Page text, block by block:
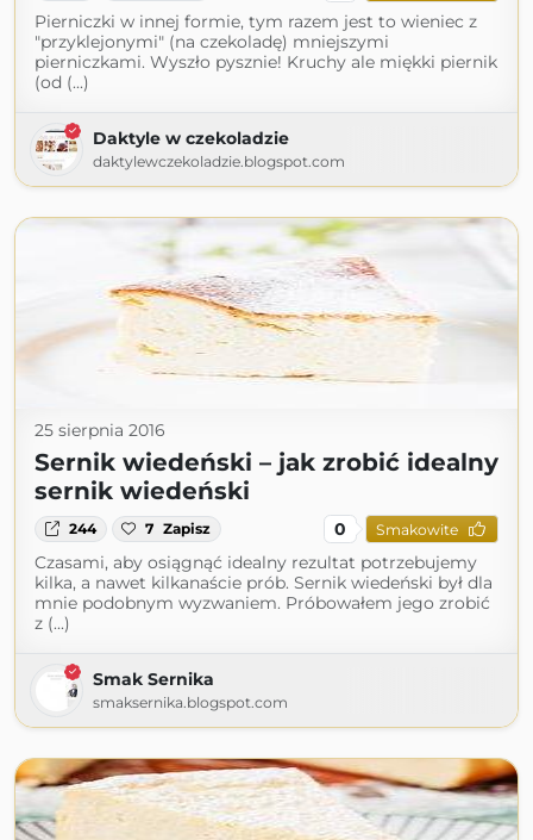
Pierniczki w innej formie, tym razem jest to wieniec z
"przyklejonymi" (na czekoladę) mniejszymi
pierniczkami. Wyszło pysznie! Kruchy ale miękki piernik
(od (...)
Daktyle w czekoladzie
daktylewczekoladzie.blogspot.com
25 sierpnia 2016
Sernik wiedeński – jak zrobić idealny
sernik wiedeński
244 7 Zapisz 0 Smakowite
Czasami, aby osiągnąć idealny rezultat potrzebujemy
kilka, a nawet kilkanaście prób. Sernik wiedeński był dla
mnie podobnym wyzwaniem. Próbowałem jego zrobić
z (...)
Smak Sernika
smaksernika.blogspot.com